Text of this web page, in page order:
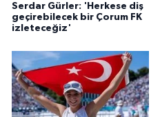
Serdar Gürler: 'Herkese diş
geçirebilecek bir Çorum FK
izleteceğiz'